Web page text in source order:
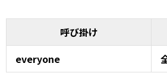
呼び掛け
everyone